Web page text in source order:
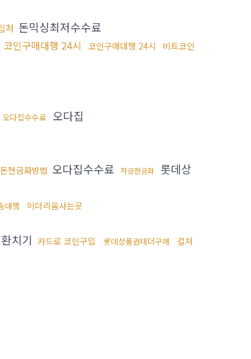
처 돈믹싱최저수수료
코인구매대행 24시 코인구매대행 24시
비트코인
오다집수수료 오다집
돈현금화방법 오다집수수료 자금현금화 롯데상
대행 이더리움사는곳
환치기 카드로 코인구입 롯데상품권테더구매
컬쳐